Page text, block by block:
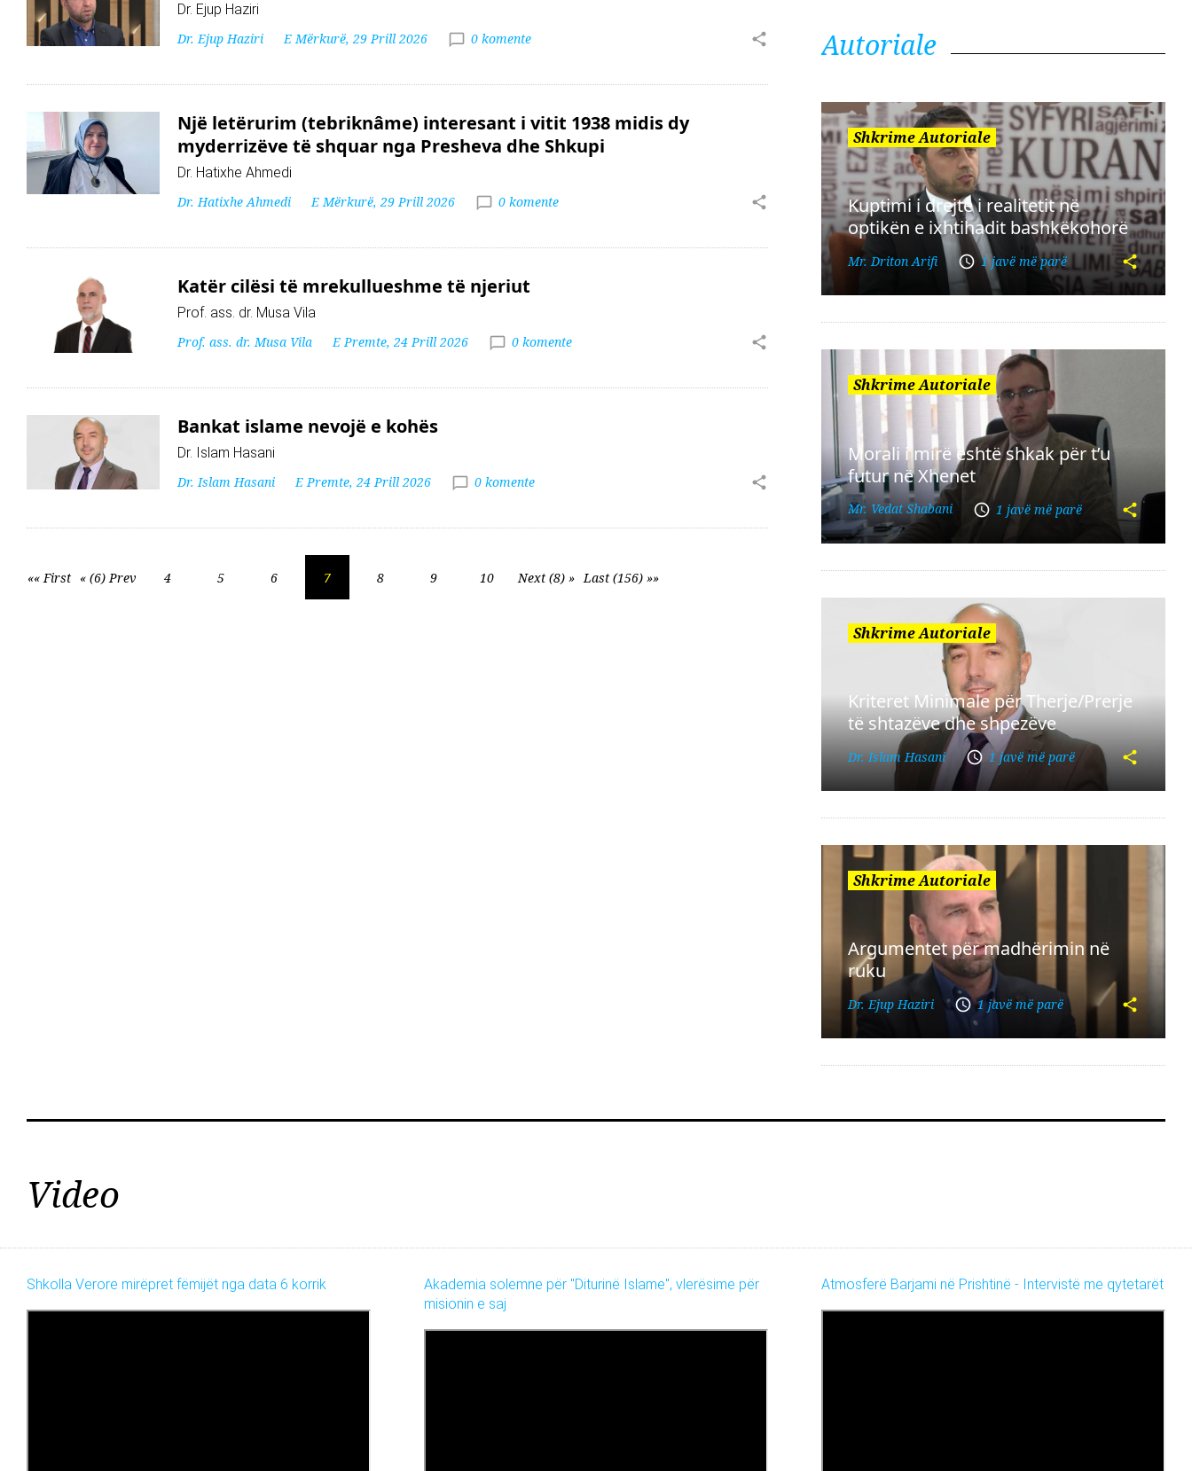
Dr. Ejup Haziri
Dr. Ejup Haziri
E Mërkurë, 29 Prill 2026 0 komente
Një letërurim (tebriknâme) interesant i vitit 1938 midis dy
myderrizëve të shquar nga Presheva dhe Shkupi
Dr. Hatixhe Ahmedi
Dr. Hatixhe Ahmedi
E Mërkurë, 29 Prill 2026 0 komente
Katër cilësi të mrekullueshme të njeriut
Prof. ass. dr. Musa Vila
Prof. ass. dr. Musa Vila
E Premte, 24 Prill 2026 0 komente
Bankat islame nevojë e kohës
Dr. Islam Hasani
Dr. Islam Hasani
E Premte, 24 Prill 2026 0 komente
«« First « (6) Prev 4 5 6 7 8 9 10 Next (8) » Last (156) »»
Autoriale
Shkrime Autoriale
Kuptimi i drejtë i realitetit në
optikën e ixhtihadit bashkëkohorë
Mr. Driton Arifi 1 javë më parë
Shkrime Autoriale
Morali i mirë është shkak për t’u
futur në Xhenet
Mr. Vedat Shabani 1 javë më parë
Shkrime Autoriale
Kriteret Minimale për Therje/Prerje
të shtazëve dhe shpezëve
Dr. Islam Hasani 1 javë më parë
Shkrime Autoriale
Argumentet për madhërimin në
ruku
Dr. Ejup Haziri 1 javë më parë
Video
Shkolla Verore mirëpret fëmijët nga data 6 korrik
Akademia solemne për "Diturinë Islame", vlerësime për
misionin e saj
Atmosferë Barjami në Prishtinë - Intervistë me qytetarët